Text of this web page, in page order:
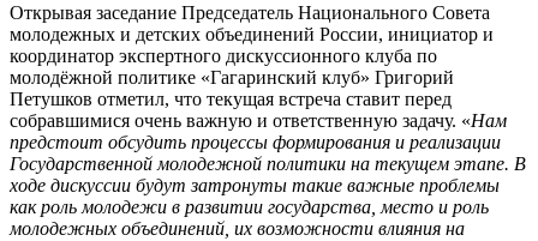
Открывая заседание Председатель Национального Совета
молодежных и детских объединений России, инициатор и
координатор экспертного дискуссионного клуба по
молодёжной политике «Гагаринский клуб» Григорий
Петушков отметил, что текущая встреча ставит перед
собравшимися очень важную и ответственную задачу. «Нам
предстоит обсудить процессы формирования и реализации
Государственной молодежной политики на текущем этапе. В
ходе дискуссии будут затронуты такие важные проблемы
как роль молодежи в развитии государства, место и роль
молодежных объединений, их возможности влияния на